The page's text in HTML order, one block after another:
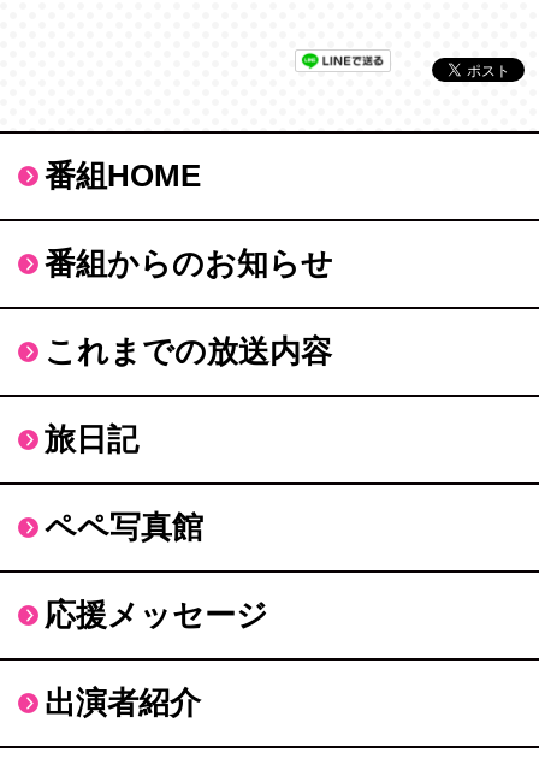
番組HOME
番組からのお知らせ
これまでの放送内容
旅日記
ペペ写真館
応援メッセージ
出演者紹介